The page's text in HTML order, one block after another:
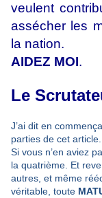
veulent
assécher les
la nation.
AIDEZ MOI.
Le
J’ai dit en
parties de cet
Si vous n’en aviez
la quatrième. Et
autres, et même
véritable, toute